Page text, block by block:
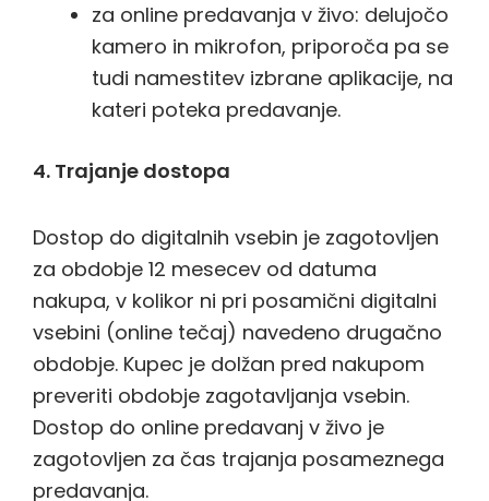
za online predavanja v živo: delujočo
kamero in mikrofon, priporoča pa se
tudi namestitev izbrane aplikacije, na
kateri poteka predavanje.
4. Trajanje dostopa
Dostop do digitalnih vsebin je zagotovljen
za obdobje 12 mesecev od datuma
nakupa, v kolikor ni pri posamični digitalni
vsebini (online tečaj) navedeno drugačno
obdobje. Kupec je dolžan pred nakupom
preveriti obdobje zagotavljanja vsebin.
Dostop do online predavanj v živo je
zagotovljen za čas trajanja posameznega
predavanja.